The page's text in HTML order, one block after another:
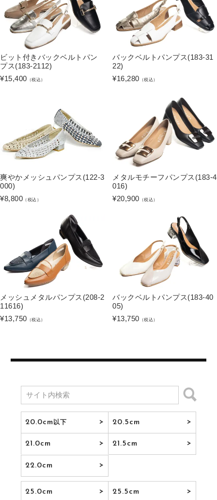
ビット付きバックベルトパン
プス(183-2112)
¥15,400 （税込）
バックベルトパンプス(183-31
22)
¥16,280 （税込）
爽やかメッシュパンプス(122-3
000)
¥8,800 （税込）
メタルモチーフパンプス(183-4
016)
¥20,900 （税込）
メッシュメタルパンプス(208-2
11616)
¥13,750 （税込）
バックベルトパンプス(183-40
05)
¥13,750 （税込）
20.0cm 以下 20.5cm
21.0cm 21.5cm
22.0cm
25.0cm 25.5cm